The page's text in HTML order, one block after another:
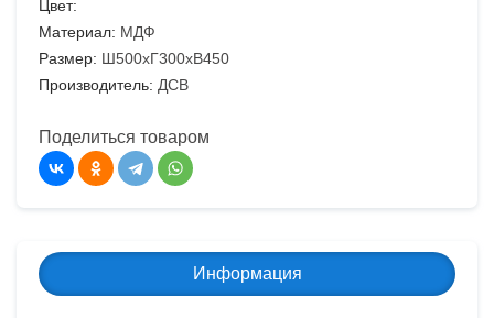
Цвет:
Материал: МДФ
Размер: Ш500хГ300хВ450
Производитель: ДСВ
Поделиться товаром
Информация